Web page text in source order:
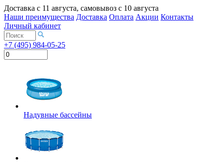
Доставка с 11 августа, самовывоз с 10 августа
Наши преимущества Доставка Оплата Акции Контакты
Личный кабинет
+7 (495) 984-05-25
Надувные бассейны